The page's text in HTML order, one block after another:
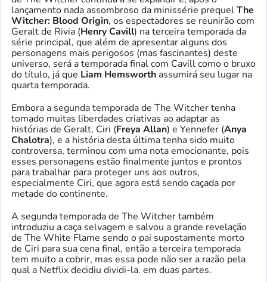
lançamento nada assombroso da minissérie prequelThe
Witcher: Blood Origin, os espectadores se reunirão com
Geralt de Rivia (Henry Cavill) na terceira temporada da
série principal, que além de apresentar alguns dos
personagens mais perigosos (mas fascinantes) deste
universo, será a temporada final com Cavill como o bruxo
do título, já que Liam Hemsworth assumirá seu lugar na
quarta temporada.
Embora a segunda temporada de The Witcher tenha
tomado muitas liberdades criativas ao adaptar as
histórias de Geralt, Ciri (Freya Allan) e Yennefer (Anya
Chalotra), e a história desta última tenha sido muito
controversa, terminou com uma nota emocionante, pois
esses personagens estão finalmente juntos e prontos
para trabalhar para proteger uns aos outros,
especialmente Ciri, que agora está sendo caçada por
metade do continente.
A segunda temporada de The Witcher também
introduziu a caça selvagem e salvou a grande revelação
de The White Flame sendo o pai supostamente morto
de Ciri para sua cena final, então a terceira temporada
tem muito a cobrir, mas essa pode não ser a razão pela
qual a Netflix decidiu dividi-la. em duas partes.